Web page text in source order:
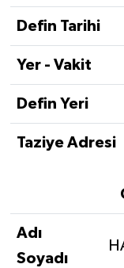
Defin Tarihi
Yer - Vakit
Defin Yeri
Taziye Adresi
Adı
Soyadı